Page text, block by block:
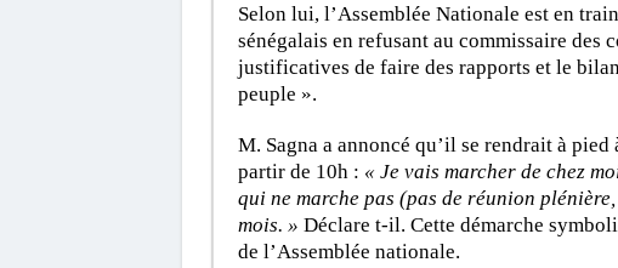
Selon lui, l’Assemblée Nationale est en
sénégalais en refusant au commissaire des
justificatives de faire des rapports et le
peuple ».
M. Sagna a annoncé qu’il se rendrait à
partir de 10h : « Je vais marcher de chez
qui ne marche pas (pas de réunion
mois. » Déclare t-il. Cette démarche
de l’Assemblée nationale.